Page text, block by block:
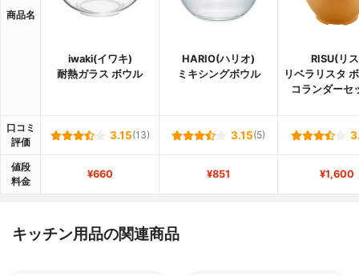
商品名
iwaki(イワキ)
耐熱ガラス ボウル
HARIO(ハリオ)
ミキシングボウル
RISU(リ
リベラリスタ
コランダーセ
口コミ
評価
3.15(13) 3.15(5)
値段
料金
¥660 ¥851 ¥1,600
キッチン用品の関連商品